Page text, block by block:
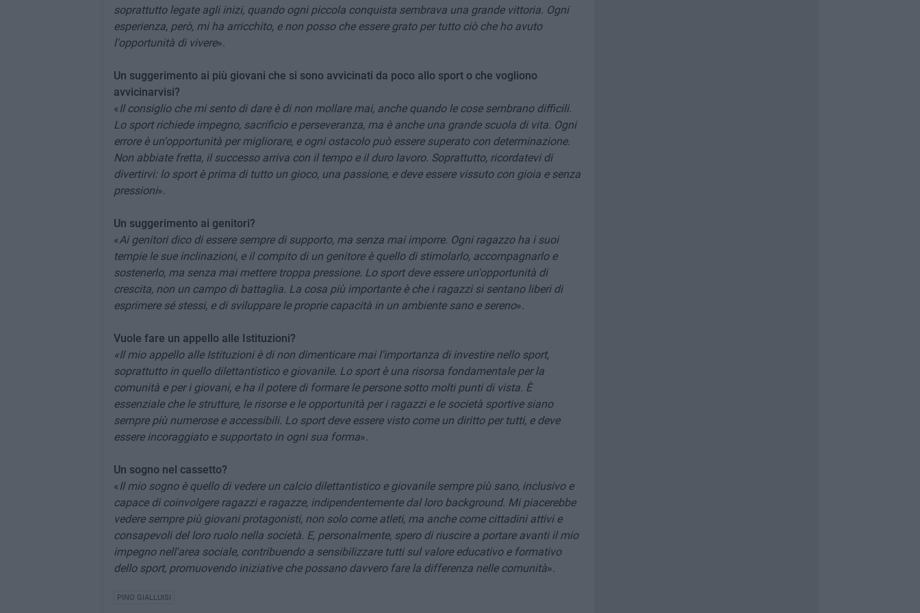
soprattutto legate agli inizi, quando ogni piccola conquista sembrava una grande vittoria. Ogni
esperienza, però, mi ha arricchito, e non posso che essere grato per tutto ciò che ho avuto
l'opportunità di vivere».
Un suggerimento ai più giovani che si sono avvicinati da poco allo sport o che vogliono
avvicinarvisi?
«Il consiglio che mi sento di dare è di non mollare mai, anche quando le cose sembrano difficili.
Lo sport richiede impegno, sacrificio e perseveranza, ma è anche una grande scuola di vita. Ogni
errore è un'opportunità per migliorare, e ogni ostacolo può essere superato con determinazione.
Non abbiate fretta, il successo arriva con il tempo e il duro lavoro. Soprattutto, ricordatevi di
divertirvi: lo sport è prima di tutto un gioco, una passione, e deve essere vissuto con gioia e senza
pressioni».
Un suggerimento ai genitori?
«Ai genitori dico di essere sempre di supporto, ma senza mai imporre. Ogni ragazzo ha i suoi
tempie le sue inclinazioni, e il compito di un genitore è quello di stimolarlo, accompagnarlo e
sostenerlo, ma senza mai mettere troppa pressione. Lo sport deve essere un'opportunità di
crescita, non un campo di battaglia. La cosa più importante è che i ragazzi si sentano liberi di
esprimere sé stessi, e di sviluppare le proprie capacità in un ambiente sano e sereno».
Vuole fare un appello alle Istituzioni?
«Il mio appello alle Istituzioni è di non dimenticare mai l'importanza di investire nello sport,
soprattutto in quello dilettantistico e giovanile. Lo sport è una risorsa fondamentale per la
comunità e per i giovani, e ha il potere di formare le persone sotto molti punti di vista. È
essenziale che le strutture, le risorse e le opportunità per i ragazzi e le società sportive siano
sempre più numerose e accessibili. Lo sport deve essere visto come un diritto per tutti, e deve
essere incoraggiato e supportato in ogni sua forma».
Un sogno nel cassetto?
«Il mio sogno è quello di vedere un calcio dilettantistico e giovanile sempre più sano, inclusivo e
capace di coinvolgere ragazzi e ragazze, indipendentemente dal loro background. Mi piacerebbe
vedere sempre più giovani protagonisti, non solo come atleti, ma anche come cittadini attivi e
consapevoli del loro ruolo nella società. E, personalmente, spero di riuscire a portare avanti il mio
impegno nell'area sociale, contribuendo a sensibilizzare tutti sul valore educativo e formativo
dello sport, promuovendo iniziative che possano davvero fare la differenza nelle comunità».
PINO GIALLUISI